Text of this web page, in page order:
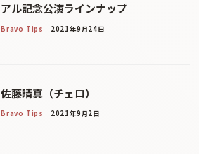
アル記念公演ラインナップ
Bravo Tips 2021年9月24日
佐藤晴真（チェロ）
Bravo Tips 2021年9月2日